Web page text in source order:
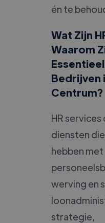
én te
Wat Zijn
Waarom
Bedrijven
Centrum?
HR
diensten
hebben met
werving en
strategie,